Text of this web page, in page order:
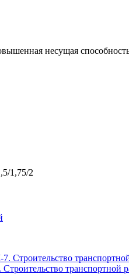
несущая
1,75/2
транспортной